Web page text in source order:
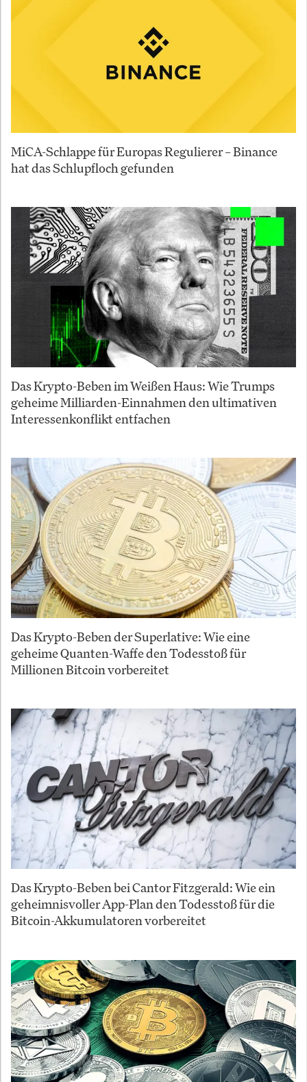
MiCA-Schlappe für Europas Regulierer – Binance
hat das Schlupfloch gefunden
Das Krypto-Beben im Weißen Haus: Wie Trumps
geheime Milliarden-Einnahmen den ultimativen
Interessenkonflikt entfachen
Das Krypto-Beben der Superlative: Wie eine
geheime Quanten-Waffe den Todesstoß für
Millionen Bitcoin vorbereitet
Das Krypto-Beben bei Cantor Fitzgerald: Wie ein
geheimnisvoller App-Plan den Todesstoß für die
Bitcoin-Akkumulatoren vorbereitet